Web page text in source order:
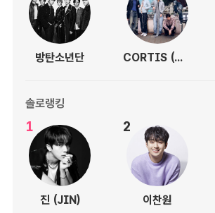
방탄소년단 CORTIS (코르티스)
솔로랭킹
1
진 (JIN)
2
이찬원